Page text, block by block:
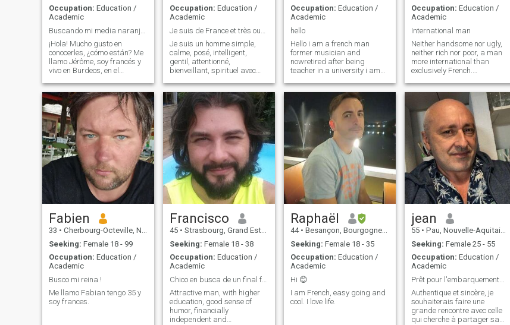
Occupation: Education /
Academic
¡Hola! Mucho gusto en
conocerles, ¿cómo están? Me
llamo Jérôme, soy francés y
vivo en Burdeos, en el
encantan los idiomas, viajar
y conocer nuevas culturas
también. De hecho, me gusta
mucho hablar español, pero
me falta práct
Occupation: Education /
Academic
Je suis un homme simple,
calme, posé, intelligent,
gentil, attentionné,
bienveillant, spirituel avec
beaucoup d'importance à la
santé mentale et au bien-être
en général, en pratiquant
des activités physiques.
J'aime les petit
Occupation: Education /
Academic
hello
Hello i am a french man
former musician and
nowretired after being
teacher in a university i am
passionate sensual
gamebased on and i want to
share all pleasure and all
what life can avoide us with
a woman for all life if it is
possible .
Occupation: Education /
Academic
International man
Neither handsome nor ugly,
neither rich nor poor, a man
more international than
exclusively French.
long period spent in Asia. I
love life.Ni beau ni laid, ni
riche ni pauvre, homme plutôt
international
qu’exclusivement fran
Fabien
33 • Cherbourg-Octeville, Normandie, France
Seeking: Female 18 - 99
Occupation: Education /
Academic
Busco mi reina !
Me llamo Fabian tengo 35 y
soy frances.
Francisco
45 • Strasbourg, Grand Est, France
Seeking: Female 18 - 38
Occupation: Education /
Academic
Chico en busca de un final feliz
Attractive man, with higher
education, good sense of
humor, financially
independent and
Raphaël
44 • Besançon, Bourgogne-Franche-Comté, France
Seeking: Female 18 - 35
Occupation: Education /
Academic
Hi 😊
I am French, easy going and
cool. I love life.
jean
55 • Pau, Nouvelle-Aquitaine, France
Seeking: Female 25 - 55
Occupation: Education /
Academic
Prêt pour l'embarquement...
Authentique et sincère, je
souhaiterais faire une
grande rencontre avec celle
qui cherche à partager sa